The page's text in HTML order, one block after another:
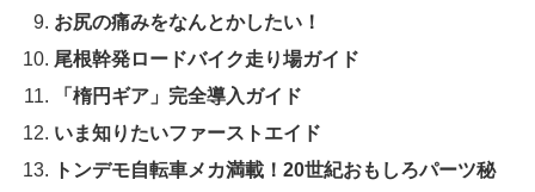
お尻の痛みをなんとかしたい！
尾根幹発ロードバイク走り場ガイド
「楕円ギア」完全導入ガイド
いま知りたいファーストエイド
トンデモ自転車メカ満載！20世紀おもしろパーツ秘